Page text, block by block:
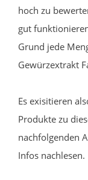
hoch zu
gut
Grund jede
Gewürzextrakt
Es exisitieren
Produkte zu
nachfolgenden
Infos nachlesen.